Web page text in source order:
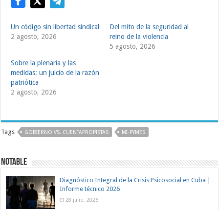
Un código sin libertad sindical
2 agosto, 2026
Del mito de la seguridad al
reino de la violencia
5 agosto, 2026
Sobre la plenaria y las
medidas: un juicio de la razón
patriótica
2 agosto, 2026
Tags GOBIERNO VS. CUENTAPROPISTAS MI-PYMES
Notable
Diagnóstico Integral de la Crisis Psicosocial en Cuba |
Informe técnico 2026
28 julio, 2026